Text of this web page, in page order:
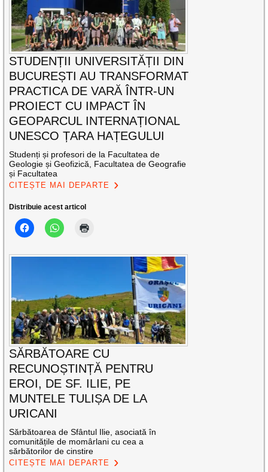
STUDENȚII UNIVERSITĂȚII DIN
BUCUREȘTI AU TRANSFORMAT
PRACTICA DE VARĂ ÎNTR-UN
PROIECT CU IMPACT ÎN
GEOPARCUL INTERNAȚIONAL
UNESCO ȚARA HAȚEGULUI
Studenți și profesori de la Facultatea de
Geologie și Geofizică, Facultatea de Geografie
și Facultatea
CITEȘTE MAI DEPARTE
Distribuie acest articol
SĂRBĂTOARE CU
RECUNOȘTINȚĂ PENTRU
EROI, DE SF. ILIE, PE
MUNTELE TULIȘA DE LA
URICANI
Sărbătoarea de Sfântul Ilie, asociată în
comunitățile de momârlani cu cea a
sărbătorilor de cinstire
CITEȘTE MAI DEPARTE